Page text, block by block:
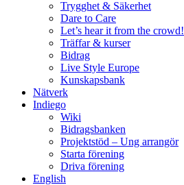
Trygghet & Säkerhet
Dare to Care
Let’s hear it from the crowd!
Träffar & kurser
Bidrag
Live Style Europe
Kunskapsbank
Nätverk
Indiego
Wiki
Bidragsbanken
Projektstöd – Ung arrangör
Starta förening
Driva förening
English